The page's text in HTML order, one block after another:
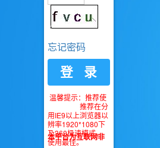
忘记密码
登 录
温馨提示：推荐使
用IE9以上浏览器以
及360极速模式。
推荐在分
辨率1920*1080下
使用最佳。
本平台为互联网非